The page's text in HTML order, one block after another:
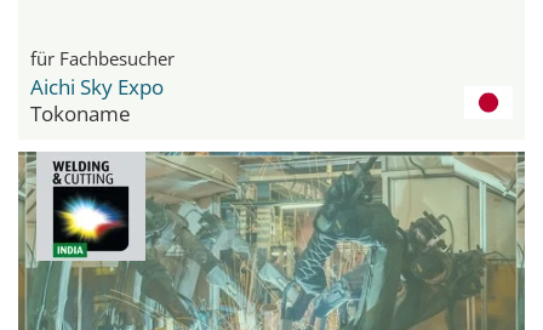
für Fachbesucher
Aichi Sky Expo
Tokoname